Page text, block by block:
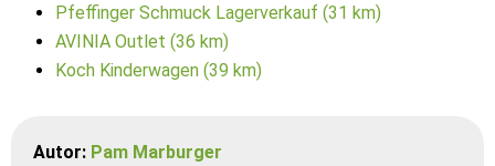
Pfeffinger Schmuck Lagerverkauf (31 km)
AVINIA Outlet (36 km)
Koch Kinderwagen (39 km)
Autor: Pam Marburger